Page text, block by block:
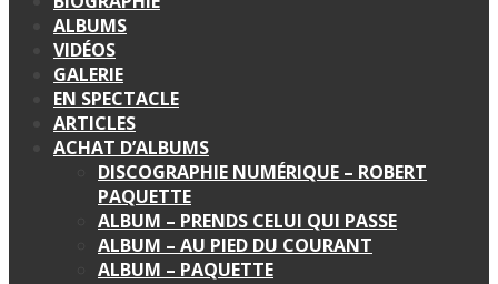
ALBUMS
VIDÉOS
GALERIE
EN SPECTACLE
ARTICLES
ACHAT D’ALBUMS
DISCOGRAPHIE NUMÉRIQUE – ROBERT
PAQUETTE
ALBUM – PRENDS CELUI QUI PASSE
ALBUM – AU PIED DU COURANT
ALBUM – PAQUETTE